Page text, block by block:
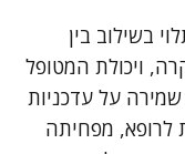
בשילוב בין
ויכולת המטופל
על עדכניות
לרופא, מפחיתה